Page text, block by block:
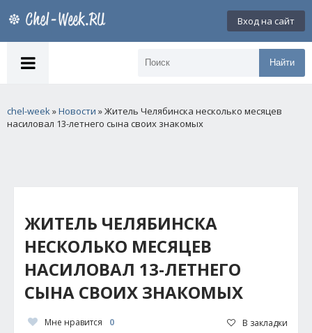
Вход на сайт
Найти
chel-week»Новости » Житель Челябинска несколько месяцев
насиловал 13-летнего сына своих знакомых
ЖИТЕЛЬ ЧЕЛЯБИНСКА
НЕСКОЛЬКО МЕСЯЦЕВ
НАСИЛОВАЛ 13-ЛЕТНЕГО
СЫНА СВОИХ ЗНАКОМЫХ
Мне нравится 0 В закладки